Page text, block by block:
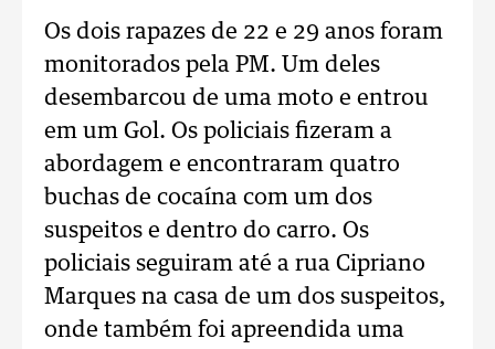
Os dois rapazes de 22 e 29 anos foram
monitorados pela PM. Um deles
desembarcou de uma moto e entrou
em um Gol. Os policiais fizeram a
abordagem e encontraram quatro
buchas de cocaína com um dos
suspeitos e dentro do carro. Os
policiais seguiram até a rua Cipriano
Marques na casa de um dos suspeitos,
onde também foi apreendida uma